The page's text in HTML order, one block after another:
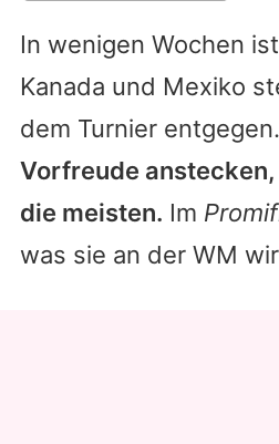
In wenigen Wochen
Kanada und Mexiko
dem Turnier entgegen.
Vorfreude
die meisten. Im
was sie an der WM